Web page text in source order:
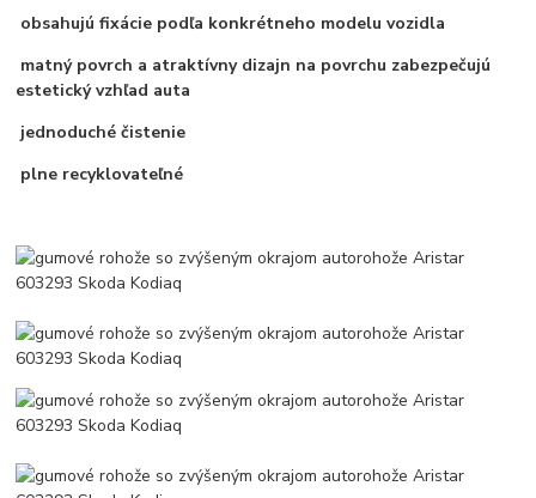
obsahujú fixácie podľa konkrétneho modelu vozidla
matný povrch a atraktívny dizajn na povrchu zabezpečujú
estetický vzhľad auta
jednoduché čistenie
plne recyklovateľné